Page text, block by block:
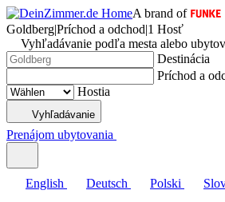
A brand of
Goldberg|Príchod a odchod|1 Hosť
Vyhľadávanie podľa mesta alebo
Destinácia
Príchod a
Hostia
Vyhľadávanie
Prenájom ubytovania
English Deutsch Polski